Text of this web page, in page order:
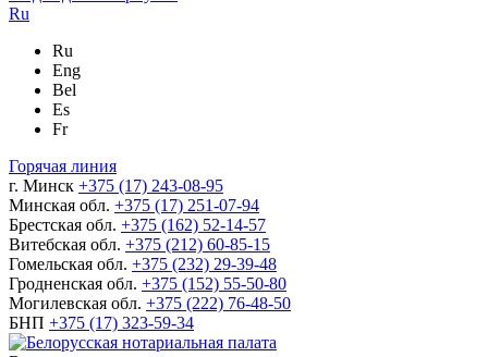
Ru
Ru
Eng
Bel
Es
Fr
Горячая линия
г. Минск +375 (17) 243-08-95
Минская обл. +375 (17) 251-07-94
Брестская обл. +375 (162) 52-14-57
Витебская обл. +375 (212) 60-85-15
Гомельская обл. +375 (232) 29-39-48
Гродненская обл. +375 (152) 55-50-80
Могилевская обл. +375 (222) 76-48-50
БНП +375 (17) 323-59-34